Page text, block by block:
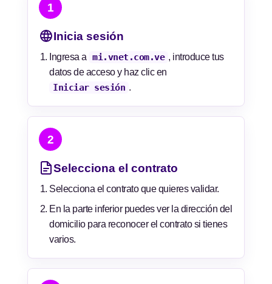
1
Inicia sesión
Ingresa a mi.vnet.com.ve , introduce tus
datos de acceso y haz clic en
Iniciar sesión .
2
Selecciona el contrato
Selecciona el contrato que quieres validar.
En la parte inferior puedes ver la dirección del
domicilio para reconocer el contrato si tienes
varios.